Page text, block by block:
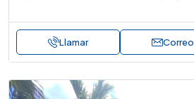
Llamar Correo